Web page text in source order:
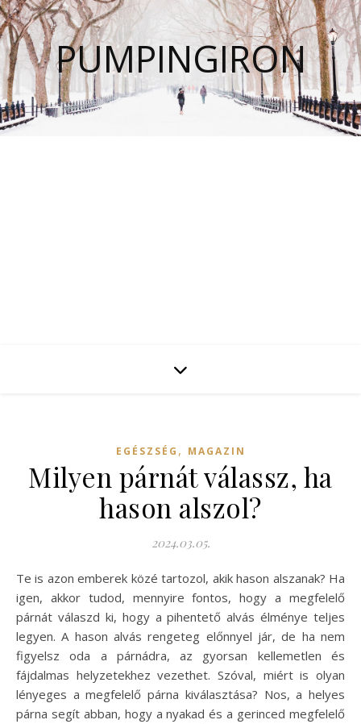
PUMPINGIRON
EGÉSZSÉG , MAGAZIN
Milyen párnát válassz, ha
hason alszol?
2024.03.05.
Te is azon emberek közé tartozol, akik hason alszanak? Ha
igen, akkor tudod, mennyire fontos, hogy a megfelelő
párnát válaszd ki, hogy a pihentető alvás élménye teljes
legyen. A hason alvás rengeteg előnnyel jár, de ha nem
figyelsz oda a párnádra, az gyorsan kellemetlen és
fájdalmas helyzetekhez vezethet. Szóval, miért is olyan
lényeges a megfelelő párna kiválasztása? Nos, a helyes
párna segít abban, hogy a nyakad és a gerinced megfelelő